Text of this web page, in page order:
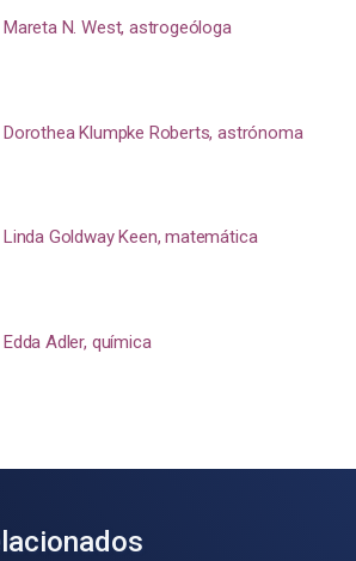
Mareta N. West, astrogeóloga
Dorothea Klumpke Roberts, astrónoma
Linda Goldway Keen, matemática
Edda Adler, química